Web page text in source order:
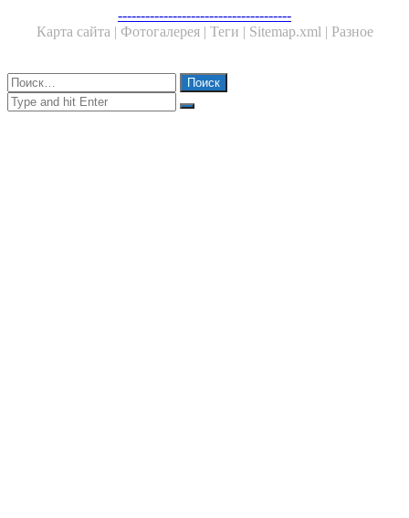
--------------------------------------
Карта сайта | Фотогалерея | Теги | Sitemap.xml | Разное
Close
Найти:
Close
Search